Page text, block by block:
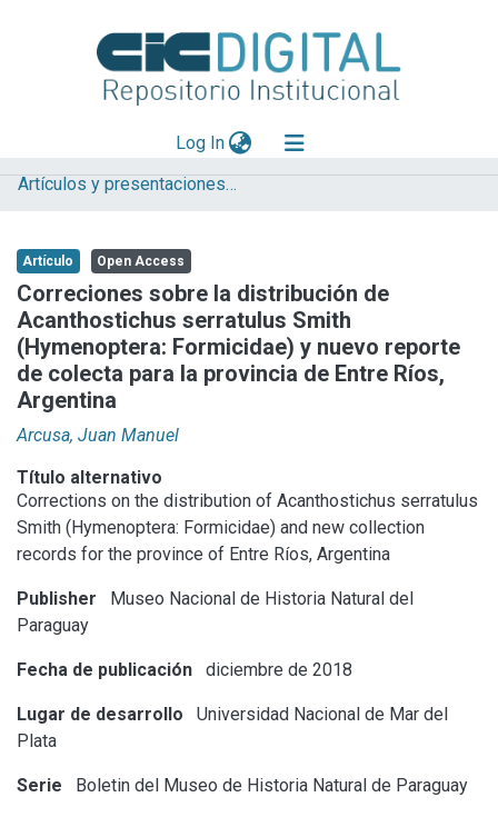
Log In(current)
Explorar
Aportar material
Statistics
Artículos y presentaciones en Congresos
Artículo Open Access
Correciones sobre la distribución de
Acanthostichus serratulus Smith
(Hymenoptera: Formicidae) y nuevo reporte
de colecta para la provincia de Entre Ríos,
Argentina
Arcusa, Juan Manuel
Título alternativo
Corrections on the distribution of Acanthostichus serratulus
Smith (Hymenoptera: Formicidae) and new collection
records for the province of Entre Ríos, Argentina
Publisher
Museo Nacional de Historia Natural del
Paraguay
Fecha de publicación diciembre de 2018
Lugar de desarrollo
Universidad Nacional de Mar del
Plata
Serie Boletin del Museo de Historia Natural de Paraguay